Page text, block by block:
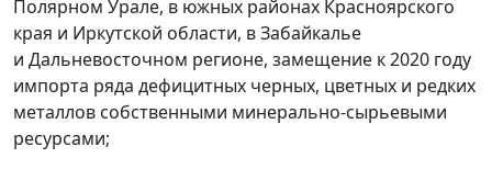
Полярном Урале, в южных районах Красноярского
края и Иркутской области, в Забайкалье
и Дальневосточном регионе, замещение к 2020 году
импорта ряда дефицитных черных, цветных и редких
металлов собственными минерально-сырьевыми
ресурсами;